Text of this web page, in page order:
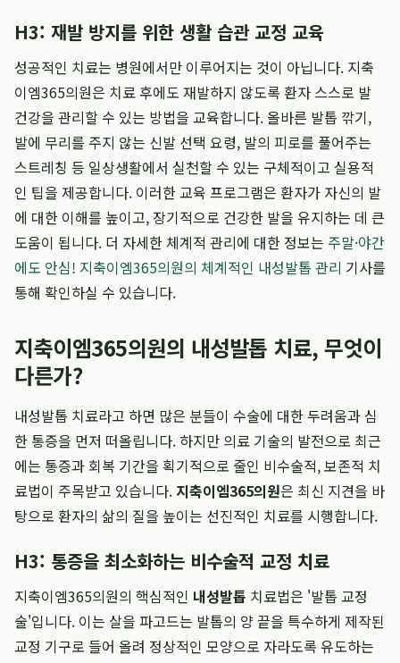
H3: 재발 방지를 위한 생활 습관 교정 교육
성공적인 치료는 병원에서만 이루어지는 것이 아닙니다. 지축
이엠365의원은 치료 후에도 재발하지 않도록 환자 스스로 발
건강을 관리할 수 있는 방법을 교육합니다. 올바른 발톱 깎기,
발에 무리를 주지 않는 신발 선택 요령, 발의 피로를 풀어주는
스트레칭 등 일상생활에서 실천할 수 있는 구체적이고 실용적
인 팁을 제공합니다. 이러한 교육 프로그램은 환자가 자신의 발
에 대한 이해를 높이고, 장기적으로 건강한 발을 유지하는 데 큰
도움이 됩니다. 더 자세한 체계적 관리에 대한 정보는 주말·야간
에도 안심! 지축이엠365의원의 체계적인 내성발톱 관리 기사를
통해 확인하실 수 있습니다.
지축이엠365의원의 내성발톱 치료, 무엇이
다른가?
내성발톱 치료라고 하면 많은 분들이 수술에 대한 두려움과 심
한 통증을 먼저 떠올립니다. 하지만 의료 기술의 발전으로 최근
에는 통증과 회복 기간을 획기적으로 줄인 비수술적, 보존적 치
료법이 주목받고 있습니다. 지축이엠365의원은 최신 지견을 바
탕으로 환자의 삶의 질을 높이는 선진적인 치료를 시행합니다.
H3: 통증을 최소화하는 비수술적 교정 치료
지축이엠365의원의 핵심적인 내성발톱 치료법은 '발톱 교정
술'입니다. 이는 살을 파고드는 발톱의 양 끝을 특수하게 제작된
교정 기구로 들어 올려 정상적인 모양으로 자라도록 유도하는